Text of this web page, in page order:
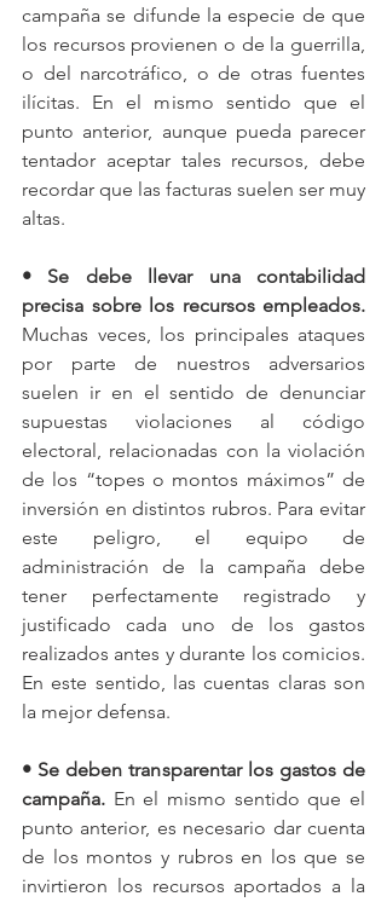
campaña se difunde la especie de que
los recursos provienen o de la guerrilla,
o del narcotráfico, o de otras fuentes
ilícitas. En el mismo sentido que el
punto anterior, aunque pueda parecer
tentador aceptar tales recursos, debe
recordar que las facturas suelen ser muy
altas.
• Se debe llevar una contabilidad
Muchas veces, los principales ataques
por parte de nuestros adversarios
suelen ir en el sentido de denunciar
supuestas violaciones al código
electoral, relacionadas con la violación
de los “topes o montos máximos” de
inversión en distintos rubros. Para evitar
este peligro, el equipo de
administración de la campaña debe
tener perfectamente registrado y
justificado cada uno de los gastos
realizados antes y durante los comicios.
En este sentido, las cuentas claras son
la mejor defensa.
• Se deben transparentar los gastos de
campaña. En el mismo sentido que el
punto anterior, es necesario dar cuenta
de los montos y rubros en los que se
invirtieron los recursos aportados a la